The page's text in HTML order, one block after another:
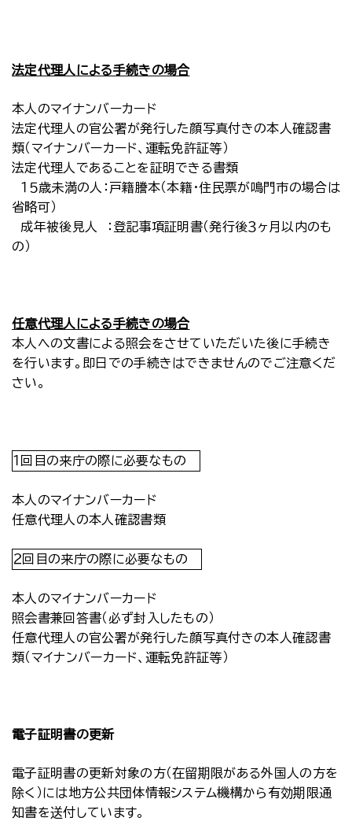
法定代理人による手続きの場合
本人のマイナンバーカード
法定代理人の官公署が発行した顔写真付きの本人確認書
類（マイナンバーカード、運転免許証等）
法定代理人であることを証明できる書類
１５歳未満の人：戸籍謄本（本籍・住民票が鳴門市の場合は
省略可）
成年被後見人 ：登記事項証明書（発行後３ヶ月以内のも
の）
任意代理人による手続きの場合
本人への文書による照会をさせていただいた後に手続き
を行います。即日での手続きはできませんのでご注意くだ
さい。
１回目の来庁の際に必要なもの
本人のマイナンバーカード
任意代理人の本人確認書類
２回目の来庁の際に必要なもの
本人のマイナンバーカード
照会書兼回答書（必ず封入したもの）
任意代理人の官公署が発行した顔写真付きの本人確認書
類（マイナンバーカード、運転免許証等）
電子証明書の更新
電子証明書の更新対象の方（在留期限がある外国人の方を
除く）には地方公共団体情報システム機構から有効期限通
知書を送付しています。